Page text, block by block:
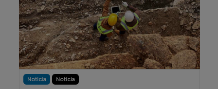
Noticia Noticia